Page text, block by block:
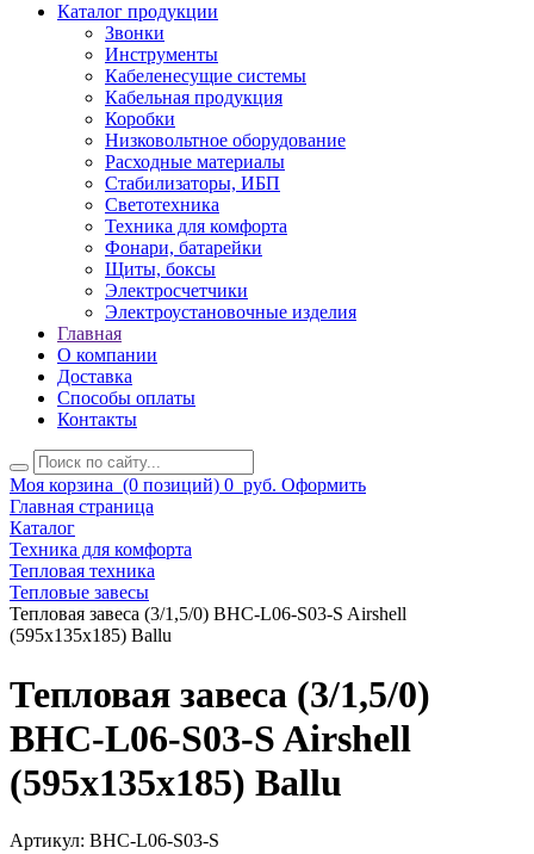
Каталог продукции
Звонки
Инструменты
Кабеленесущие системы
Кабельная продукция
Коробки
Низковольтное оборудование
Расходные материалы
Стабилизаторы, ИБП
Светотехника
Техника для комфорта
Фонари, батарейки
Щиты, боксы
Электросчетчики
Электроустановочные изделия
Главная
О компании
Доставка
Способы оплаты
Контакты
Моя корзина (0 позиций) 0 руб. Оформить
Главная страница
Каталог
Техника для комфорта
Тепловая техника
Тепловые завесы
Тепловая завеса (3/1,5/0) BHC-L06-S03-S Airshell
(595х135х185) Ballu
Тепловая завеса (3/1,5/0)
BHC-L06-S03-S Airshell
(595х135х185) Ballu
Артикул: BHC-L06-S03-S